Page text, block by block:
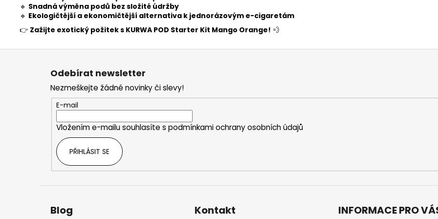
🔹 Snadná výměna podů bez složité údržby
🔹 Ekologičtější a ekonomičtější alternativa k jednorázovým e-cigaretám
👉 Zažijte exotický požitek s KURWA POD Starter Kit Mango Orange! 💨
Z
Odebírat newsletter
Nezmeškejte žádné novinky či slevy!
E-mail
Vložením e-mailu souhlasíte s podmínkami ochrany osobních údajů
PŘIHLÁSIT SE
Blog Kontakt INFORMACE PRO